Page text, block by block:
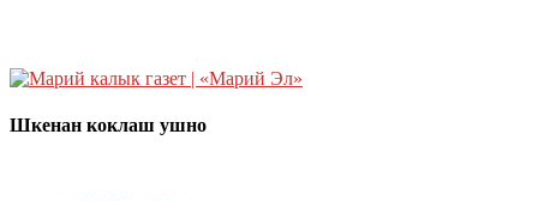
Шкенан коклаш ушно